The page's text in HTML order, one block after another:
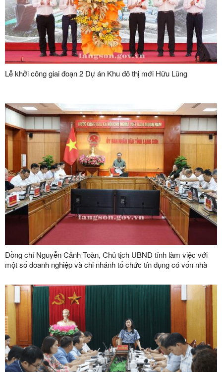
Lễ khởi công giai đoạn 2 Dự án Khu đô thị mới Hữu Lũng
Đồng chí Nguyễn Cảnh Toàn, Chủ tịch UBND tỉnh làm việc với
một số doanh nghiệp và chi nhánh tổ chức tín dụng có vốn nhà